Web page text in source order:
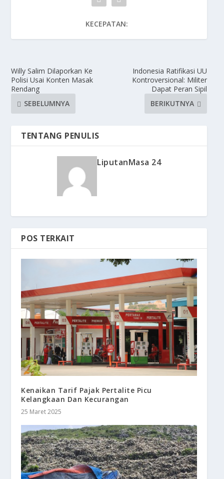
KECEPATAN:
Willy Salim Dilaporkan Ke
Polisi Usai Konten Masak
Rendang
SEBELUMNYA
Indonesia Ratifikasi UU
Kontroversional: Militer
Dapat Peran Sipil
BERIKUTNYA
TENTANG PENULIS
LiputanMasa 24
POS TERKAIT
Kenaikan Tarif Pajak Pertalite Picu
Kelangkaan Dan Kecurangan
25 Maret 2025